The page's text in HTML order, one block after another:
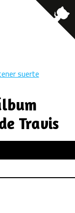
suerte
Travis